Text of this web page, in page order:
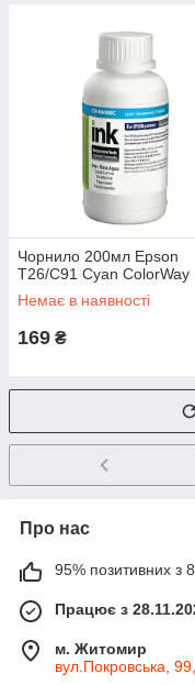
Чорнило 200мл Epson
T26/C91 Cyan ColorWay
Немає в наявності
169 ₴
Про нас
95% позитивних з
Працює з
м. Житомир
вул.Покровська,